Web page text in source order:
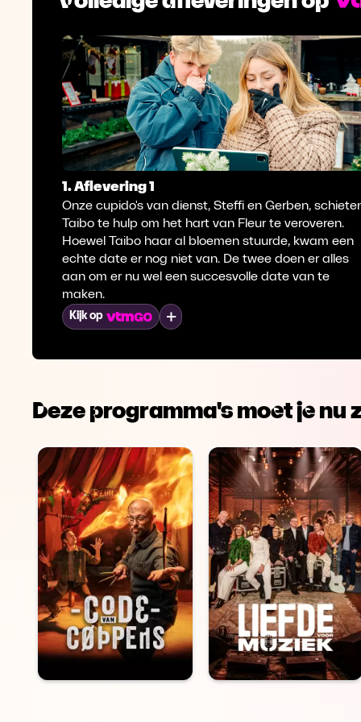
1. Aflevering 1
Onze cupido's van dienst, Steffi en Gerben,
Taibo te hulp om het hart van Fleur te veroveren.
Hoewel Taibo haar al bloemen stuurde, kwam een
echte date er nog niet van. De twee doen er alles
aan om er nu wel een succesvolle date van te
maken.
Kijk op
Deze programma's moet je nu